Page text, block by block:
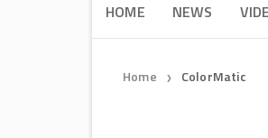
HOME NEWS
Home ❯ ColorMatic